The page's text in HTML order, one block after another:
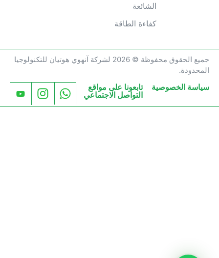
الشائعة
كفاءة الطاقة
جميع الحقوق محفوظة © 2026 لشركة آنهوي هوتيان للتكنولوجيا
المحدودة.
سياسة الخصوصية
تابعونا على مواقع
التواصل الاجتماعي